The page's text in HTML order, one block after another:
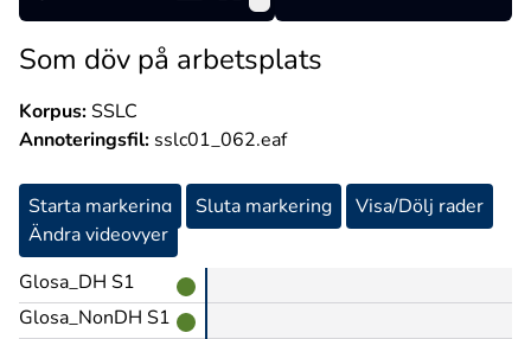
Som döv på arbetsplats
Korpus:SSLC
Annoteringsfil: sslc01_062.eaf
Starta markering Sluta markering
Visa/Dölj rader
Ändra videovyer
Glosa_DH S1
Glosa_NonDH S1